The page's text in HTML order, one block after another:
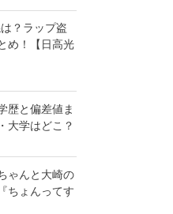
？ラップ盗
め！【日高光
歴と偏差値ま
大学はどこ？
ゃんと大崎の
ちょんってす